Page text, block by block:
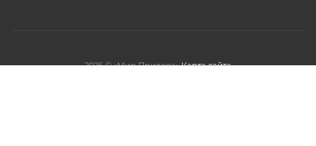
2026 © «Мир Привода» Карта сайта